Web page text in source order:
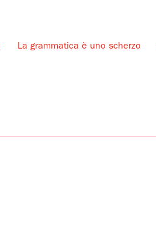
La grammatica è uno scherzo